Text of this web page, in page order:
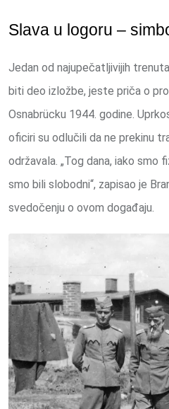
Slava u logoru –
Jedan od najupečatljivijih
biti deo izložbe, jeste priča o
Osnabrücku 1944. godine.
oficiri su odlučili da ne prekinu
održavala. „Tog dana, iako smo
smo bili slobodni“, zapisao je
svedočenju o ovom događaju.